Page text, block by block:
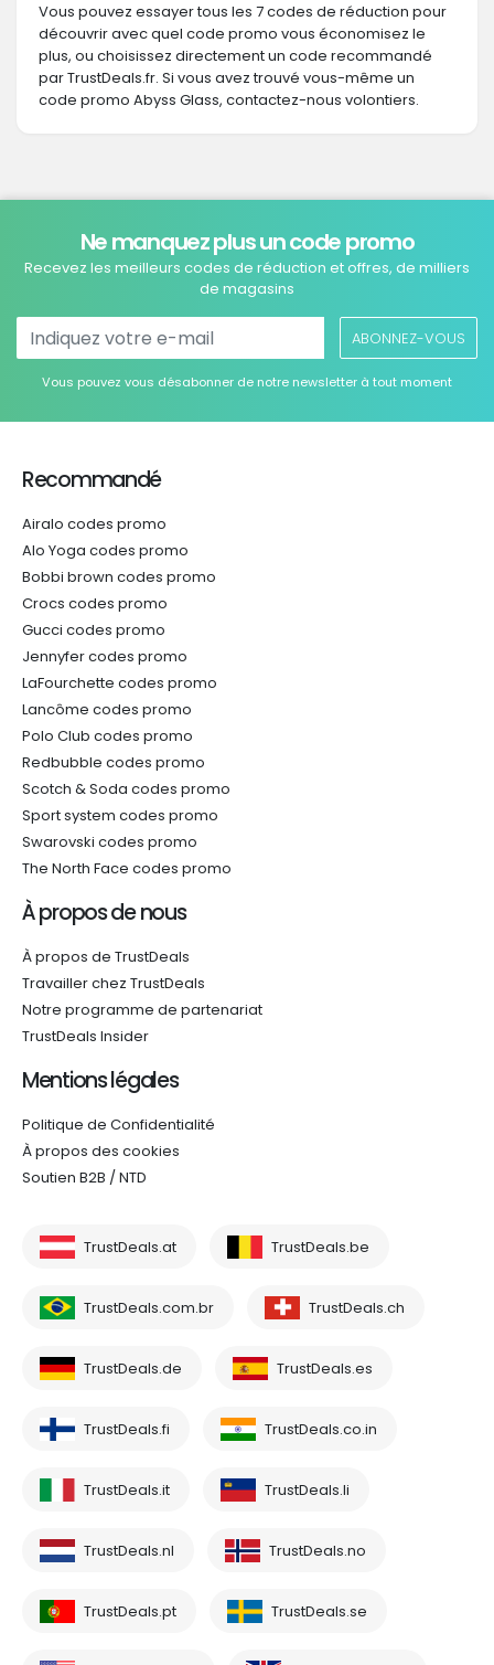
Vous pouvez essayer tous les 7 codes de réduction pour
découvrir avec quel code promo vous économisez le
plus, ou choisissez directement un code recommandé
par TrustDeals.fr. Si vous avez trouvé vous-même un
code promo Abyss Glass, contactez-nous volontiers.
Ne manquez plus un code promo
Recevez les meilleurs codes de réduction et offres, de milliers
de magasins
ABONNEZ-VOUS
Vous pouvez vous désabonner de notre newsletter à tout moment
Recommandé
Airalo codes promo
Alo Yoga codes promo
Bobbi brown codes promo
Crocs codes promo
Gucci codes promo
Jennyfer codes promo
LaFourchette codes promo
Lancôme codes promo
Polo Club codes promo
Redbubble codes promo
Scotch & Soda codes promo
Sport system codes promo
Swarovski codes promo
The North Face codes promo
À propos de nous
À propos de TrustDeals
Travailler chez TrustDeals
Notre programme de partenariat
TrustDeals Insider
Mentions légales
Politique de Confidentialité
À propos des cookies
Soutien B2B / NTD
TrustDeals.at TrustDeals.be
TrustDeals.com.br TrustDeals.ch
TrustDeals.de TrustDeals.es
TrustDeals.fi TrustDeals.co.in
TrustDeals.it TrustDeals.li
TrustDeals.nl TrustDeals.no
TrustDeals.pt TrustDeals.se